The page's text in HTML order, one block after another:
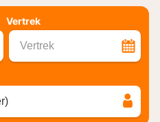
Vertrek
Vertrek